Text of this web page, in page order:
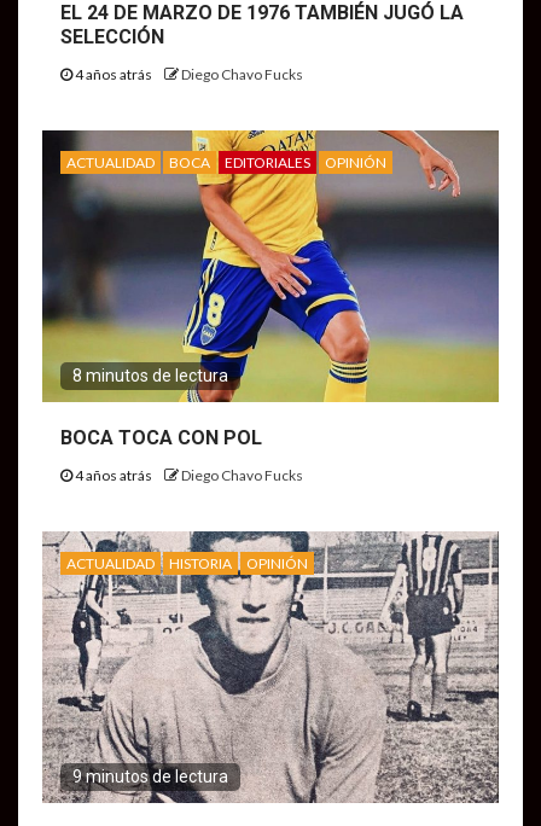
EL 24 DE MARZO DE 1976 TAMBIÉN JUGÓ LA
SELECCIÓN
4 años atrás Diego Chavo Fucks
ACTUALIDAD BOCA EDITORIALES OPINIÓN
8 minutos de lectura
BOCA TOCA CON POL
4 años atrás Diego Chavo Fucks
ACTUALIDAD HISTORIA OPINIÓN
9 minutos de lectura